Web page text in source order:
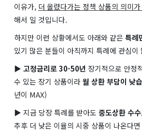
이유가, 더 올렸다가는 정책 상품의 의미
해서 일 것입니다.
하지만 이런 상황에서도 아래와 같은 특례
있기 많은 분들이 아직까지 특례에 관심이
▶ 고정금리로 30-50년 장기적으로 안정
수 있는 장기 상품이라월 상환 부담이 낮
년이 MAX)
▶ 지금 당장 특례를 받아도 중도상환 수
추후 더 낮은 이율의 시중 상품이 나온다